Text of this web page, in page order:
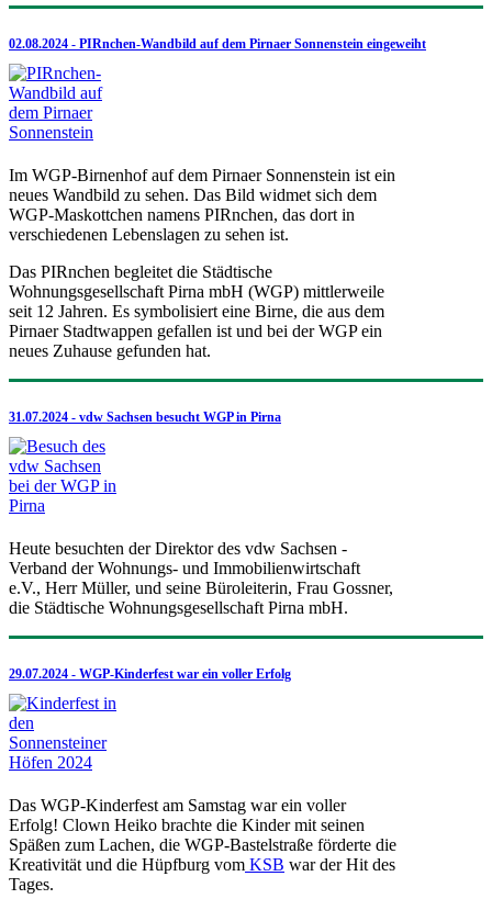
02.08.2024 - PIRnchen-Wandbild auf dem Pirnaer Sonnenstein eingeweiht
Im WGP-Birnenhof auf dem Pirnaer Sonnenstein ist ein
neues Wandbild zu sehen. Das Bild widmet sich dem
WGP-Maskottchen namens PIRnchen, das dort in
verschiedenen Lebenslagen zu sehen ist.
Das PIRnchen begleitet die Städtische
Wohnungsgesellschaft Pirna mbH (WGP) mittlerweile
seit 12 Jahren. Es symbolisiert eine Birne, die aus dem
Pirnaer Stadtwappen gefallen ist und bei der WGP ein
neues Zuhause gefunden hat.
31.07.2024 - vdw Sachsen besucht WGP in Pirna
Heute besuchten der Direktor des vdw Sachsen -
Verband der Wohnungs- und Immobilienwirtschaft
e.V., Herr Müller, und seine Büroleiterin, Frau Gossner,
die Städtische Wohnungsgesellschaft Pirna mbH.
29.07.2024 - WGP-Kinderfest war ein voller Erfolg
Das WGP-Kinderfest am Samstag war ein voller
Erfolg! Clown Heiko brachte die Kinder mit seinen
Späßen zum Lachen, die WGP-Bastelstraße förderte die
Kreativität und die Hüpfburg vom KSB war der Hit des
Tages.